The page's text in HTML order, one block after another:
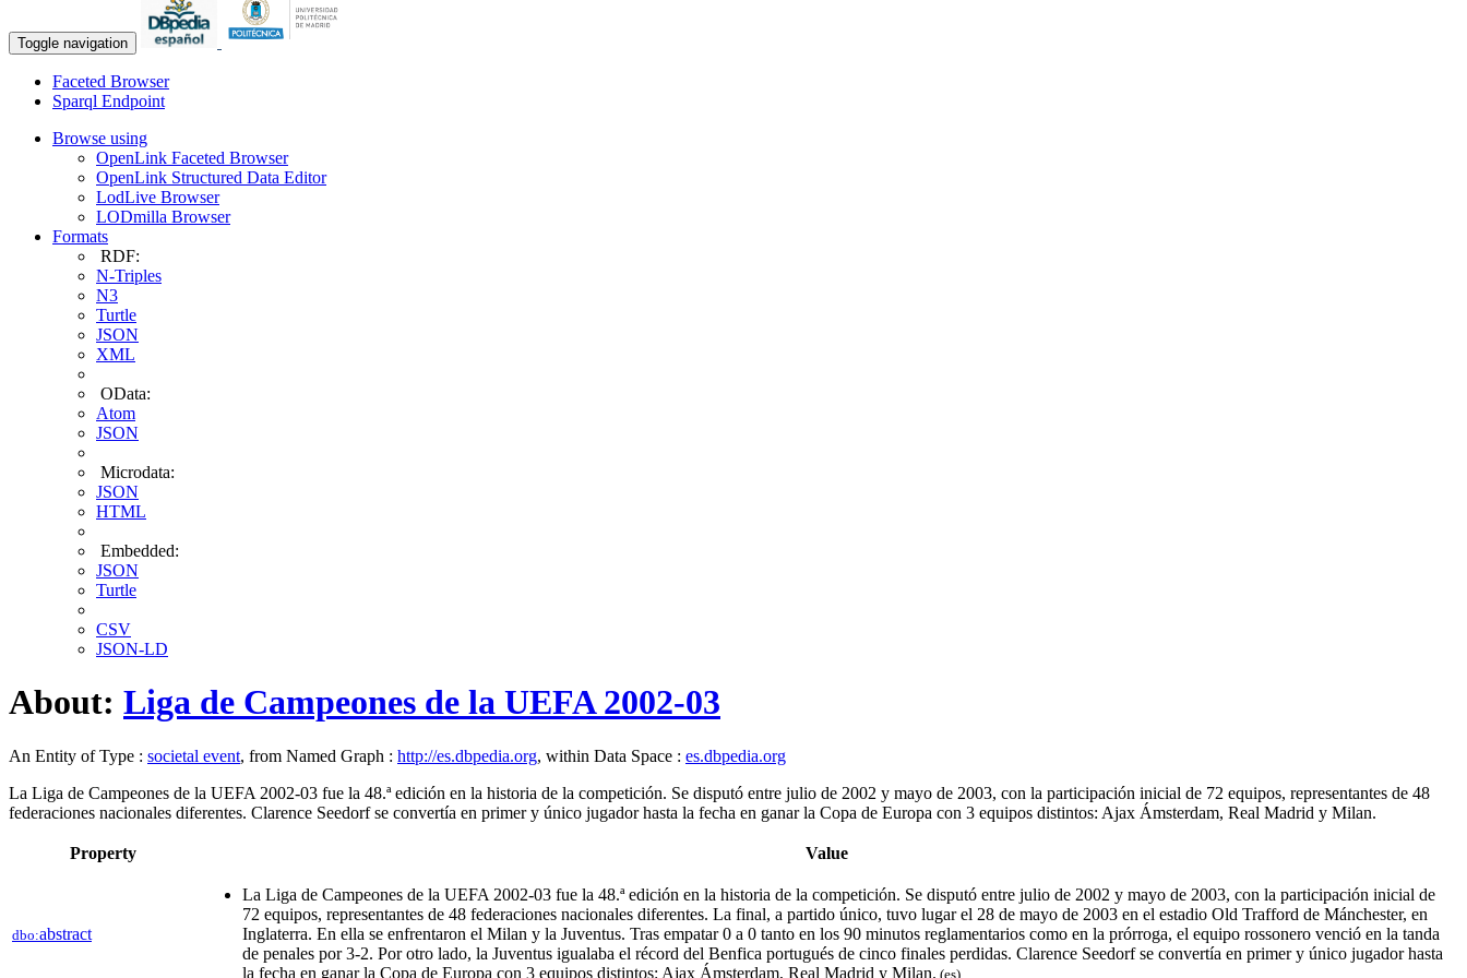
Toggle navigation
Faceted Browser
Sparql Endpoint
Browse using
OpenLink Faceted Browser
OpenLink Structured Data Editor
LodLive Browser
LODmilla Browser
Formats
RDF:
N-Triples
N3
Turtle
JSON
XML
OData:
Atom
JSON
Microdata:
JSON
HTML
Embedded:
JSON
Turtle
CSV
JSON-LD
About: Liga de Campeones de la UEFA 2002-03
An Entity of Type : societal event, from Named Graph : http://es.dbpedia.org, within Data Space : es.dbpedia.org
La Liga de Campeones de la UEFA 2002-03 fue la 48.ª edición en la historia de la competición. Se disputó entre julio de 2002 y mayo de 2003, con la participación inicial de 72 equipos, representantes de 48
federaciones nacionales diferentes. Clarence Seedorf se convertía en primer y único jugador hasta la fecha en ganar la Copa de Europa con 3 equipos distintos: Ajax Ámsterdam, Real Madrid y Milan.
Property Value
dbo:abstract
La Liga de Campeones de la UEFA 2002-03 fue la 48.ª edición en la historia de la competición. Se disputó entre julio de 2002 y mayo de 2003, con la participación inicial de
72 equipos, representantes de 48 federaciones nacionales diferentes. La final, a partido único, tuvo lugar el 28 de mayo de 2003 en el estadio Old Trafford de Mánchester, en
Inglaterra. En ella se enfrentaron el Milan y la Juventus. Tras empatar 0 a 0 tanto en los 90 minutos reglamentarios como en la prórroga, el equipo rossonero venció en la tanda
de penales por 3-2. Por otro lado, la Juventus igualaba el récord del Benfica portugués de cinco finales perdidas. Clarence Seedorf se convertía en primer y único jugador hasta
la fecha en ganar la Copa de Europa con 3 equipos distintos: Ajax Ámsterdam, Real Madrid y Milan. (es)